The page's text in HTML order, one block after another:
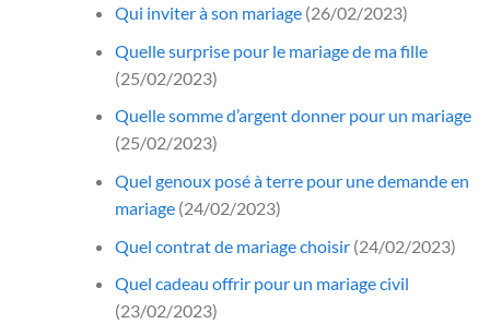
Qui inviter à son mariage(26/02/2023)
Quelle surprise pour le mariage de ma fille
(25/02/2023)
Quelle somme d’argent donner pour un mariage
(25/02/2023)
Quel genoux posé à terre pour une demande en
mariage(24/02/2023)
Quel contrat de mariage choisir(24/02/2023)
Quel cadeau offrir pour un mariage civil
(23/02/2023)